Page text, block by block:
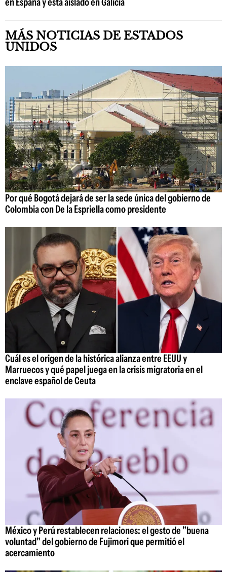
MÁS NOTICIAS DE ESTADOS
UNIDOS
Por qué Bogotá dejará de ser la sede única del gobierno de
Colombia con De la Espriella como presidente
Cuál es el origen de la histórica alianza entre EEUU y
Marruecos y qué papel juega en la crisis migratoria en el
enclave español de Ceuta
México y Perú restablecen relaciones: el gesto de "buena
voluntad" del gobierno de Fujimori que permitió el
acercamiento